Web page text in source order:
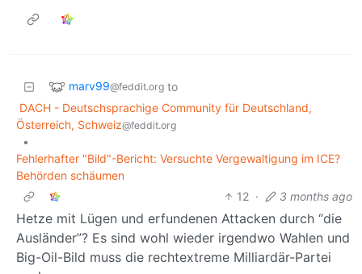
marv99@feddit.org to
DACH - Deutschsprachige Community für Deutschland,
Österreich, Schweiz@feddit.org
•
Fehlerhafter "Bild"-Bericht: Versuchte Vergewaltigung im ICE?
Behörden schäumen
12 · 3 months ago
Hetze mit Lügen und erfundenen Attacken durch “die
Ausländer”? Es sind wohl wieder irgendwo Wahlen und
Big-Oil-Bild muss die rechtextreme Milliardär-Partei